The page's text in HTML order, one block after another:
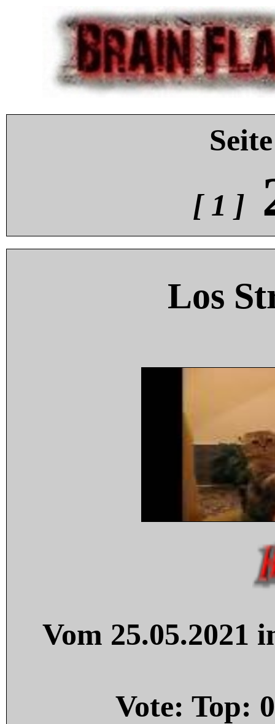
[ 1 ]
Los
Vom 25.05.2021
Vote: Top: 0